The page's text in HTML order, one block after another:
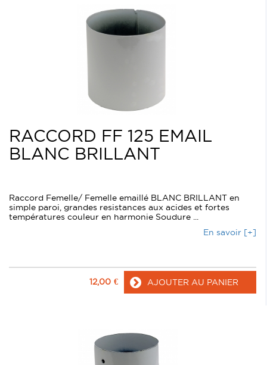
RACCORD FF 125 EMAIL
BLANC BRILLANT
Raccord Femelle/ Femelle emaillé BLANC BRILLANT en
simple paroi, grandes resistances aux acides et fortes
températures couleur en harmonie Soudure ...
En savoir [+]
12,00 € AJOUTER AU PANIER